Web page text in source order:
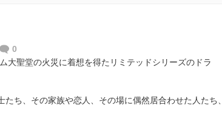
0
大聖堂の火災に着想を得たリミテッドシリーズのドラ
ち、その家族や恋人、その場に偶然居合わせた人たち、